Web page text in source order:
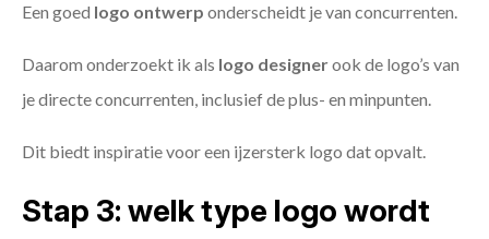
Een goed logo ontwerp onderscheidt je van concurrenten.
Daarom onderzoekt ik als logo designerook de logo’s van
je directe concurrenten, inclusief de plus- en minpunten.
Dit biedt inspiratie voor een ijzersterk logo dat opvalt.
Stap 3: welk type logo wordt